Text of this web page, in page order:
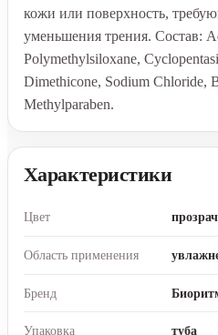
кожи или поверхность,
уменьшения трения. Состав:
Polymethylsiloxane,
Dimethicone, Sodium Chloride,
Methylparaben.
Характеристики
Цвет
Область применения
Бренд
Упаковка туба